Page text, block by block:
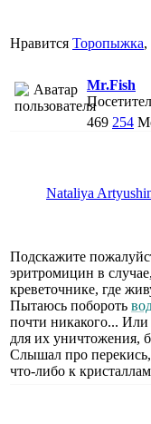
Нравится Торопыжка,
Mr.Fish
469 254
Nataliya
Подскажите
эритромицин в
креветочнике, где
Пытаюсь побороть
почти никакого... Или
для их уничтожения,
Слышал про перекись,
что-либо к